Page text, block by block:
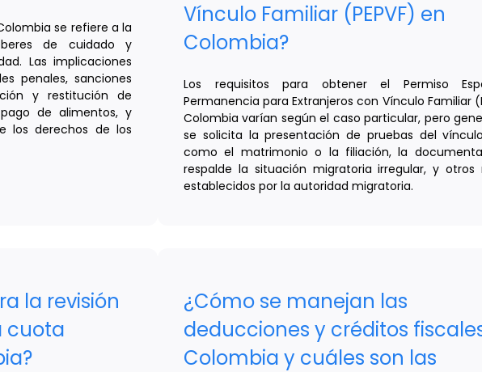
se refiere a la
de cuidado y
Las implicaciones
penales, sanciones
y restitución de
de alimentos, y
los derechos de los
Vínculo Familiar (PEPVF) en
Colombia?
Los requisitos para obtener el Permiso
Permanencia para Extranjeros con Vínculo Familiar
Colombia varían según el caso particular, pero
se solicita la presentación de pruebas del
como el matrimonio o la filiación, la
respalde la situación migratoria irregular, y otros
establecidos por la autoridad migratoria.
la revisión
cuota
¿Cómo se manejan las
deducciones y créditos
Colombia y cuáles son las